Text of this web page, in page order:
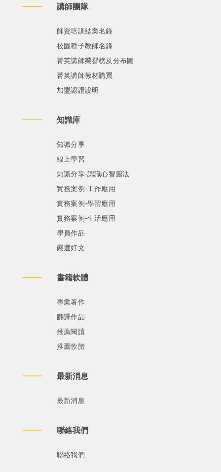
講師團隊
師資培訓結業名錄
校園種子教師名錄
菁英講師榮譽榜及分布圖
菁英講師教材購買
加盟認證說明
知識庫
知識分享
線上學習
知識分享-認識心智圖法
實務案例-工作應用
實務案例-學習應用
實務案例-生活應用
學員作品
嚴選好文
書籍軟體
專業著作
翻譯作品
推薦閱讀
推薦軟體
最新消息
最新消息
聯絡我們
聯絡我們